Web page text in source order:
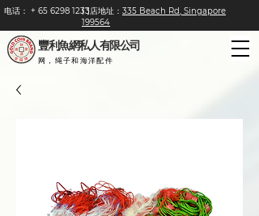
豐利魚網私人有限公司
网，绳子和海洋配件
电话： + 65 6298 1233门店地址： 335 Beach Rd, Singapore
199564